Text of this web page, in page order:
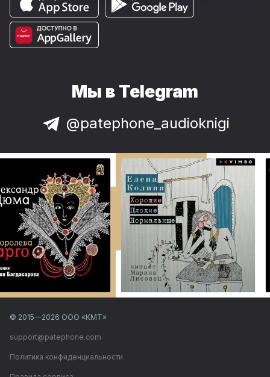
Мы в Telegram
@patephone_audioknigi
© 2015—2026 ООО «КМТ»
support@patephone.com
Политика конфиденциальности